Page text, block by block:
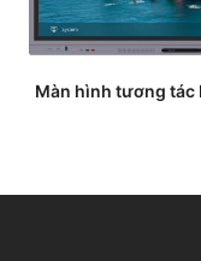
Màn hình tương tác